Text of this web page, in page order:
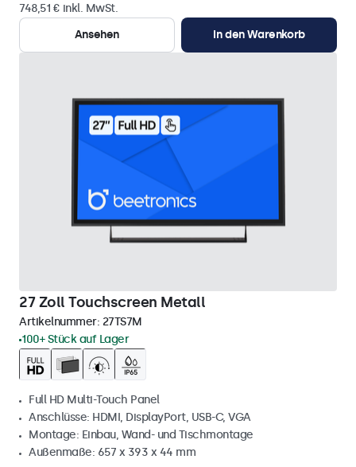
748,51 € inkl. MwSt.
Ansehen
In den Warenkorb
27 Zoll Touchscreen Metall
Artikelnummer: 27TS7M
100+ Stück auf Lager
Full HD Multi-Touch Panel
Anschlüsse: HDMI, DisplayPort, USB-C, VGA
Montage: Einbau, Wand- und Tischmontage
Außenmaße: 657 x 393 x 44 mm